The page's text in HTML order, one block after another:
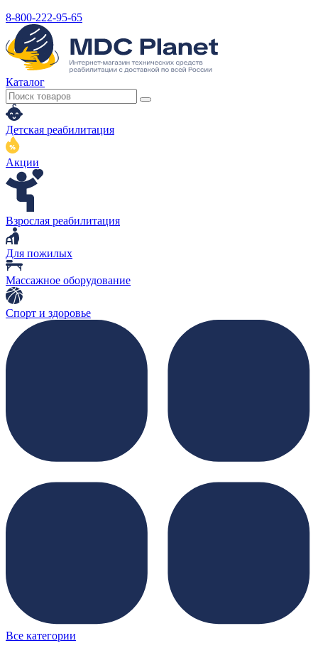
8-800-222-95-65
Каталог
Детская реабилитация
Акции
Взрослая реабилитация
Для пожилых
Массажное оборудование
Спорт и здоровье
Все категории